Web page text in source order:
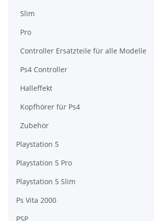
Slim
Pro
Controller Ersatzteile für alle Modelle
Ps4 Controller
Halleffekt
Kopfhörer für Ps4
Zubehör
Playstation 5
Playstation 5 Pro
Playstation 5 Slim
Ps Vita 2000
PSP